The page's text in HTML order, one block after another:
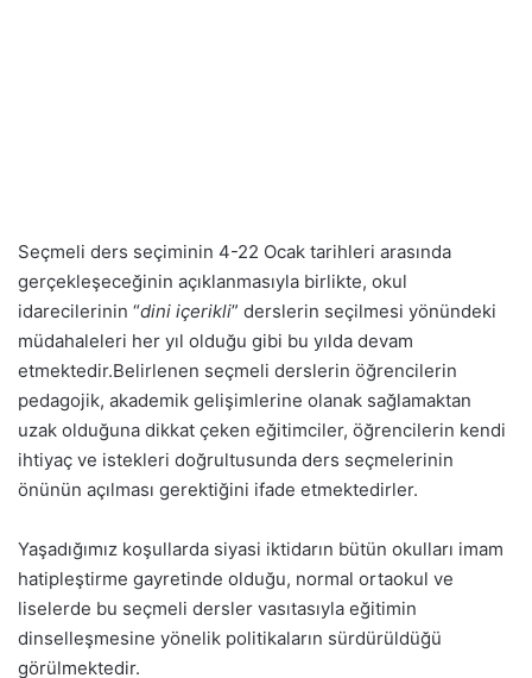
Seçmeli ders seçiminin 4-22 Ocak tarihleri arasında
gerçekleşeceğinin açıklanmasıyla birlikte, okul
idarecilerinin “dini içerikli” derslerin seçilmesi yönündeki
müdahaleleri her yıl olduğu gibi bu yılda devam
etmektedir.Belirlenen seçmeli derslerin öğrencilerin
pedagojik, akademik gelişimlerine olanak sağlamaktan
uzak olduğuna dikkat çeken eğitimciler, öğrencilerin kendi
ihtiyaç ve istekleri doğrultusunda ders seçmelerinin
önünün açılması gerektiğini ifade etmektedirler.
Yaşadığımız koşullarda siyasi iktidarın bütün okulları imam
hatipleştirme gayretinde olduğu, normal ortaokul ve
liselerde bu seçmeli dersler vasıtasıyla eğitimin
dinselleşmesine yönelik politikaların sürdürüldüğü
görülmektedir.